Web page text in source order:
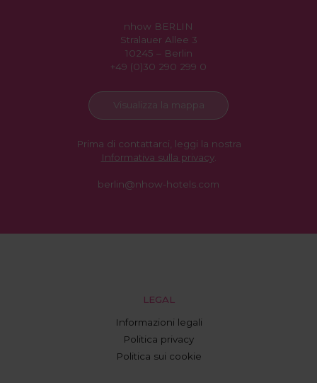
nhow BERLIN
Stralauer Allee 3
10245 – Berlin
+49 (0)30 290 299 0
Visualizza la mappa
Prima di contattarci, leggi la nostra
Informativa sulla privacy.
berlin@nhow-hotels.com
LEGAL
Informazioni legali
Politica privacy
Politica sui cookie